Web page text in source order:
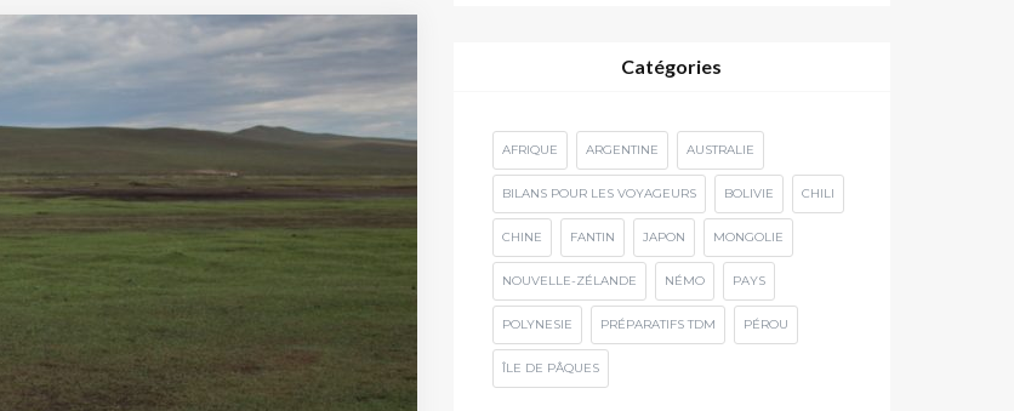
Catégories
AFRIQUE ARGENTINE AUSTRALIE
BILANS POUR LES VOYAGEURS BOLIVIE CHILI
CHINE FANTIN JAPON MONGOLIE
NOUVELLE-ZÉLANDE NÉMO PAYS
POLYNESIE PRÉPARATIFS TDM PÉROU
ÎLE DE PÂQUES